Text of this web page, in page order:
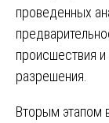
проведенных
происшествия
разрешения.
Вторым этапом